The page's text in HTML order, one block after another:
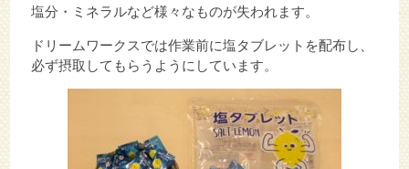
塩分・ミネラルなど様々なものが失われます。
ドリームワークスでは作業前に塩タブレットを配布し、
必ず摂取してもらうようにしています。